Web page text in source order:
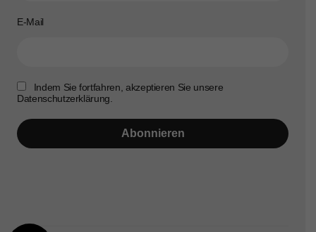
E-Mail
Indem Sie fortfahren, akzeptieren Sie unsere
Datenschutzerklärung.